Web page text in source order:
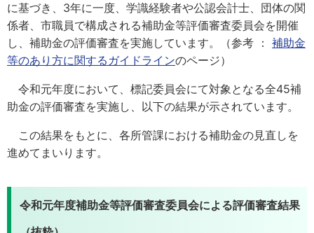
に基づき、3年に一度、学識経験者や公認会計士、団体の関
係者、市職員で構成される補助金等評価審査委員会を開催
し、補助金の評価審査を実施しています。（参考 ： 補助金
等のあり方に関するガイドラインのページ）
令和元年度において、標記委員会にて対象となる全45補
助金の評価審査を実施し、以下の結果が示されています。
この結果をもとに、各所管課における補助金の見直しを
進めてまいります。
令和元年度補助金等評価審査委員会による評価審査結果